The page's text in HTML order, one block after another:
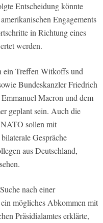
Entscheidung könnte
Engagements
in Richtung eines
werden.
ein Treffen Witkoffs und
Bundeskanzler Friedrich
Macron und dem
geplant sein. Auch die
sollen mit
Gespräche
aus Deutschland,
nach einer
mögliches Abkommen mit
Präsidialamtes erklärte,